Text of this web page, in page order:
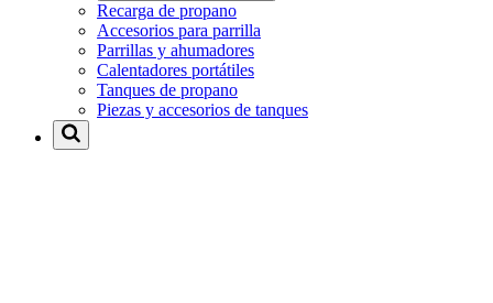
Recarga de propano
Accesorios para parrilla
Parrillas y ahumadores
Calentadores portátiles
Tanques de propano
Piezas y accesorios de tanques